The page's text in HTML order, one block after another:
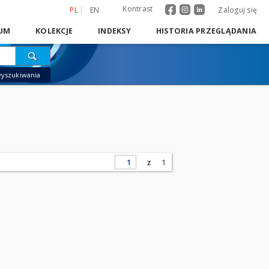
PL EN Kontrast Zaloguj się
KOLEKCJE INDEKSY HISTORIA PRZEGLĄDANIA
z 1